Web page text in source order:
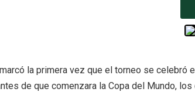
la primera vez que el torneo se
de que comenzara la Copa del Mundo,